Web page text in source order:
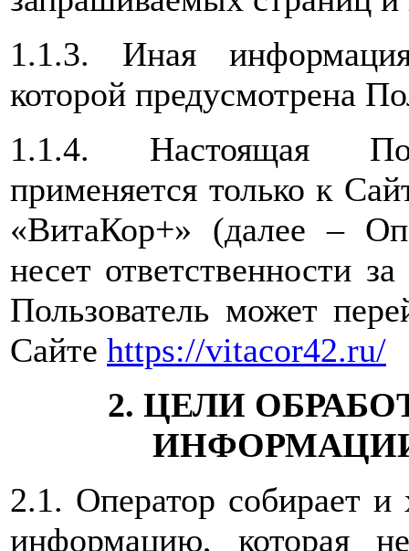
1.1.3. Иная
которой предусмотрена
1.1.4. Настоящая
применяется только к
«ВитаКор+» (далее –
несет ответственности
Пользователь может
Сайте https://vitacor42.ru/
2. ЦЕЛИ
2.1. Оператор собирает и
информацию, которая